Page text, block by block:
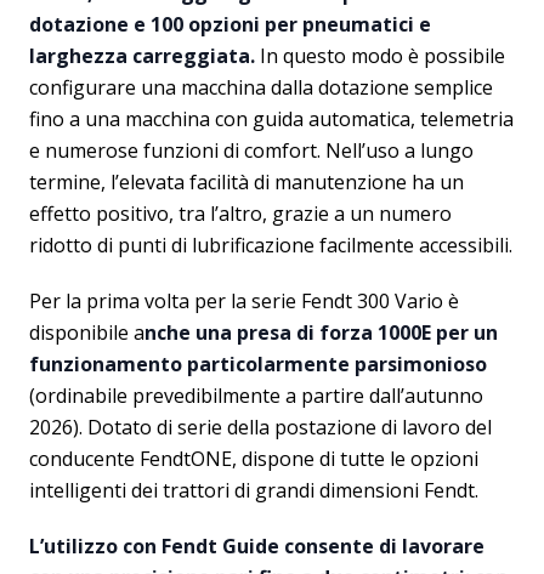
dotazione e 100 opzioni per pneumatici e
larghezza carreggiata. In questo modo è possibile
configurare una macchina dalla dotazione semplice
fino a una macchina con guida automatica, telemetria
e numerose funzioni di comfort. Nell’uso a lungo
termine, l’elevata facilità di manutenzione ha un
effetto positivo, tra l’altro, grazie a un numero
ridotto di punti di lubrificazione facilmente accessibili.
Per la prima volta per la serie Fendt 300 Vario è
disponibile anche una presa di forza 1000E per un
funzionamento particolarmente parsimonioso
(ordinabile prevedibilmente a partire dall’autunno
2026). Dotato di serie della postazione di lavoro del
conducente FendtONE, dispone di tutte le opzioni
intelligenti dei trattori di grandi dimensioni Fendt.
L’utilizzo con Fendt Guide consente di lavorare